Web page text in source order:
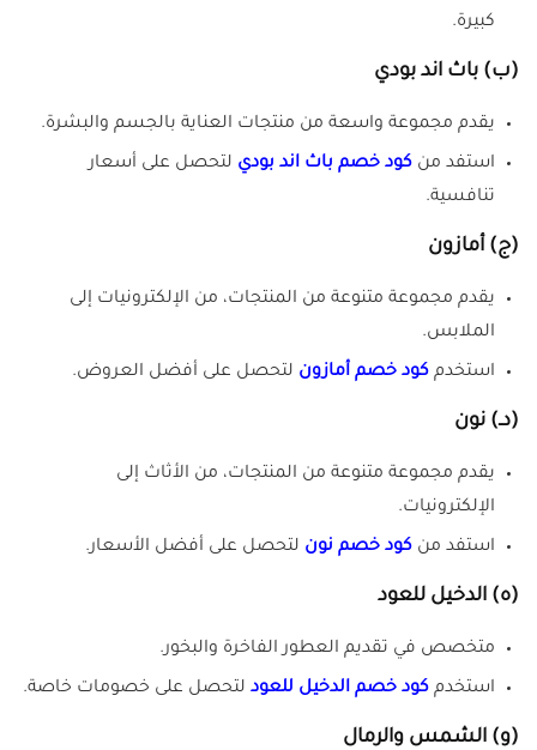
كبيرة.
(ب) باث اند بودي
يقدم مجموعة واسعة من منتجات العناية بالجسم والبشرة.
استفد من كود خصم باث اند بودي لتحصل على أسعار
تنافسية.
(ج) أمازون
يقدم مجموعة متنوعة من المنتجات، من الإلكترونيات إلى
الملابس.
استخدم كود خصم أمازون لتحصل على أفضل العروض.
(دـ) نون
يقدم مجموعة متنوعة من المنتجات، من الأثاث إلى
الإلكترونيات.
استفد من كود خصم نون لتحصل على أفضل الأسعار.
(ه) الدخيل للعود
متخصص في تقديم العطور الفاخرة والبخور.
استخدم كود خصم الدخيل للعود لتحصل على خصومات خاصة.
(و) الشمس والرمال